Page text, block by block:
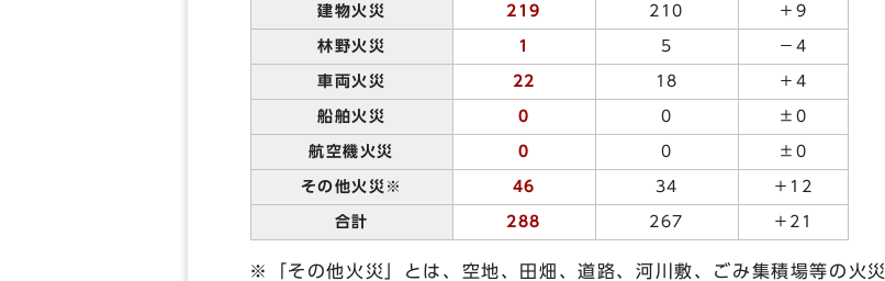
建物火災 219 210 ＋9
林野火災 1 5 －4
車両火災 22 18 ＋4
船舶火災 0 0 ±0
航空機火災 0 0 ±0
その他火災※ 46 34 ＋12
合計 288 267 ＋21
※「その他火災」とは、空地、田畑、道路、河川敷、ごみ集積場等の火災